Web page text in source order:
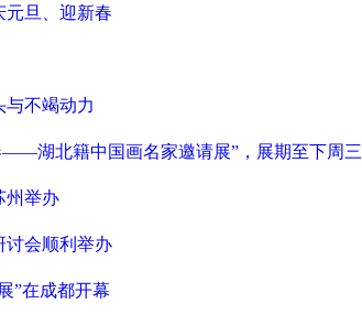
旦、迎新春
不竭动力
——湖北籍中国画名家邀请展”，展期至下周三
州举办
讨会顺利举办
”在成都开幕